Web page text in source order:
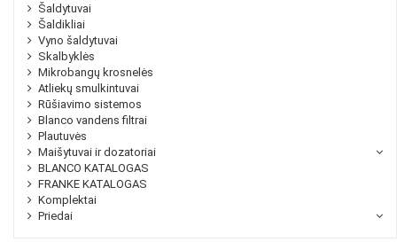
Šaldytuvai
Šaldikliai
Vyno šaldytuvai
Skalbyklės
Mikrobangų krosnelės
Atliekų smulkintuvai
Rūšiavimo sistemos
Blanco vandens filtrai
Plautuvės
Maišytuvai ir dozatoriai
BLANCO KATALOGAS
FRANKE KATALOGAS
Komplektai
Priedai